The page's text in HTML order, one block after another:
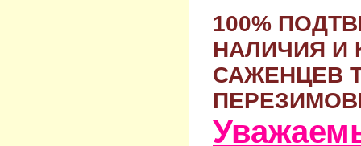
100%
НАЛИЧИЯ И
САЖЕНЦЕВ